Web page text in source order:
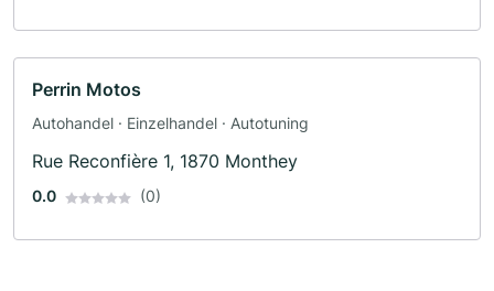
Perrin Motos
Autohandel · Einzelhandel · Autotuning
Rue Reconfière 1, 1870 Monthey
0.0 (0)